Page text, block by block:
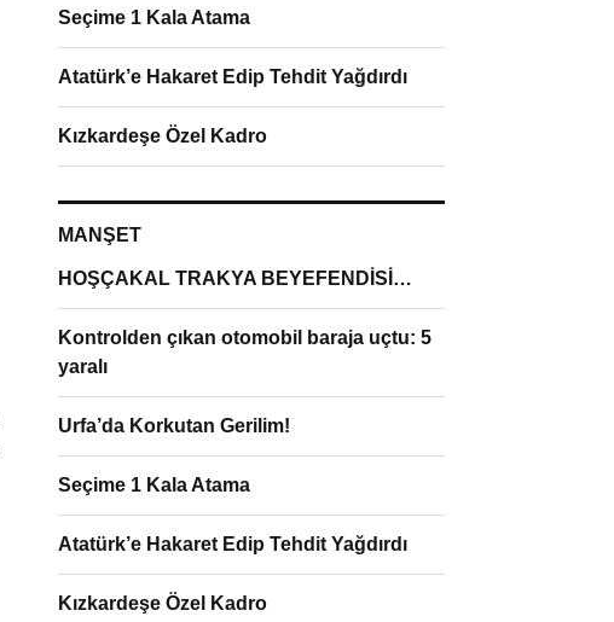
Seçime 1 Kala Atama
Atatürk’e Hakaret Edip Tehdit Yağdırdı
Kızkardeşe Özel Kadro
MANŞET
HOŞÇAKAL TRAKYA BEYEFENDİSİ…
Kontrolden çıkan otomobil baraja uçtu: 5
yaralı
Urfa’da Korkutan Gerilim!
Seçime 1 Kala Atama
Atatürk’e Hakaret Edip Tehdit Yağdırdı
Kızkardeşe Özel Kadro